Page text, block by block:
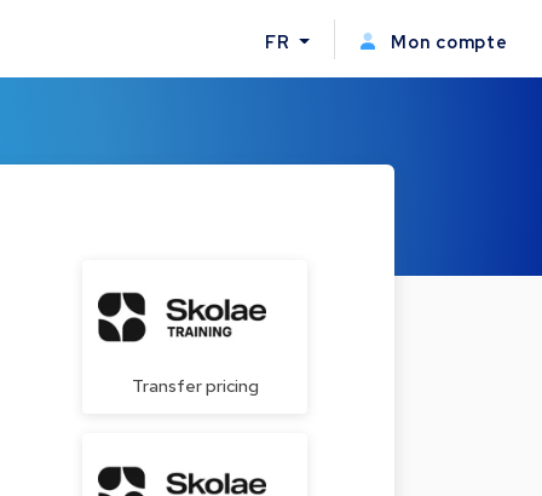
FR Mon compte
Transfer pricing